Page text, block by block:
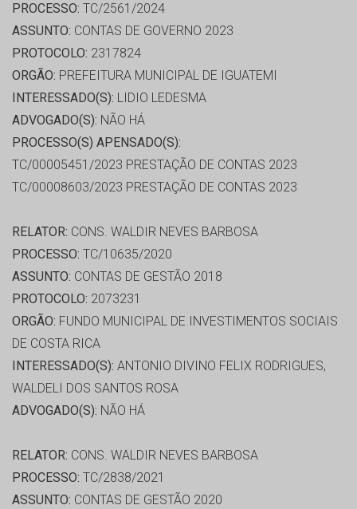
PROCESSO: TC/2561/2024
ASSUNTO: CONTAS DE GOVERNO 2023
PROTOCOLO: 2317824
ORGÃO: PREFEITURA MUNICIPAL DE IGUATEMI
INTERESSADO(S): LIDIO LEDESMA
ADVOGADO(S): NÃO HÁ
PROCESSO(S) APENSADO(S):
TC/00005451/2023 PRESTAÇÃO DE CONTAS 2023
TC/00008603/2023 PRESTAÇÃO DE CONTAS 2023
RELATOR: CONS. WALDIR NEVES BARBOSA
PROCESSO: TC/10635/2020
ASSUNTO: CONTAS DE GESTÃO 2018
PROTOCOLO: 2073231
ORGÃO: FUNDO MUNICIPAL DE INVESTIMENTOS SOCIAIS
DE COSTA RICA
INTERESSADO(S): ANTONIO DIVINO FELIX RODRIGUES,
WALDELI DOS SANTOS ROSA
ADVOGADO(S): NÃO HÁ
RELATOR: CONS. WALDIR NEVES BARBOSA
PROCESSO: TC/2838/2021
ASSUNTO: CONTAS DE GESTÃO 2020